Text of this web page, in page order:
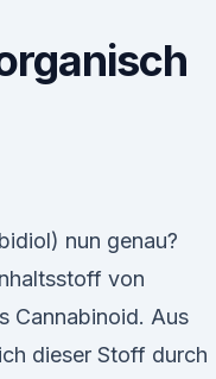
nun genau?
von
Cannabinoid. Aus
dieser Stoff durch